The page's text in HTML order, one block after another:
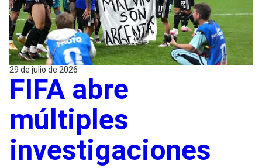
29 de julio de 2026
FIFA abre
múltiples
investigaciones